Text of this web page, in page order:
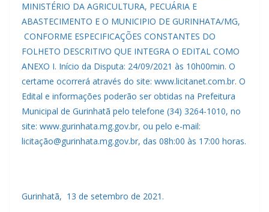
MINISTÉRIO DA AGRICULTURA, PECUÁRIA E
ABASTECIMENTO E O MUNICIPIO DE GURINHATA/MG,
CONFORME ESPECIFICAÇÕES CONSTANTES DO
FOLHETO DESCRITIVO QUE INTEGRA O EDITAL COMO
ANEXO I. Início da Disputa: 24/09/2021 às 10h00min. O
certame ocorrerá através do site: www.licitanet.com.br. O
Edital e informações poderão ser obtidas na Prefeitura
Municipal de Gurinhatã pelo telefone (34) 3264-1010, no
site: www.gurinhata.mg.gov.br, ou pelo e-mail:
licitação@gurinhata.mg.gov.br, das 08h:00 às 17:00 horas.
Gurinhatã, 13 de setembro de 2021.